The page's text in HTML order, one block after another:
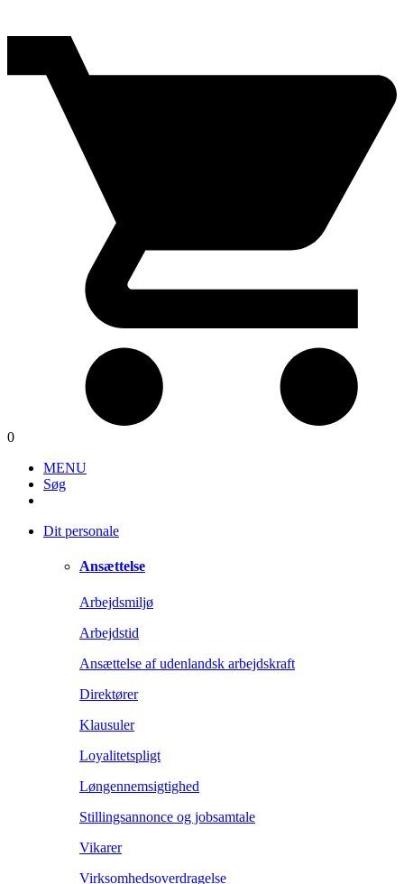
0
MENU
Søg
Dit personale
Ansættelse
Arbejdsmiljø
Arbejdstid
Ansættelse af udenlandsk arbejdskraft
Direktører
Klausuler
Loyalitetspligt
Løngennemsigtighed
Stillingsannonce og jobsamtale
Vikarer
Virksomhedsoverdragelse